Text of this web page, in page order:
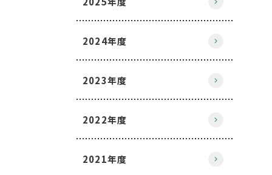
2024年度
2023年度
2022年度
2021年度